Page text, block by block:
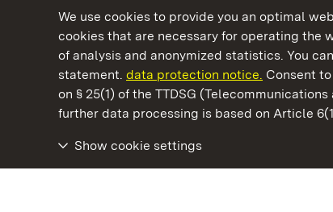
We use cookies to provide you an optimal
cookies that are necessary for operating the
of analysis and anonymized statistics. You
statement. data protection notice. Consent
on § 25(1) of the TTDSG
further data processing is based on Article
Show cookie settings
State Palaces and Gardens of Baden-